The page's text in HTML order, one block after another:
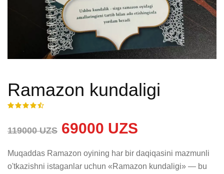
Ramazon kundaligi
119000 UZS 69000 UZS
Muqaddas Ramazon oyining har bir daqiqasini mazmunli
o'tkazishni istaganlar uchun «Ramazon kundaligi» — bu